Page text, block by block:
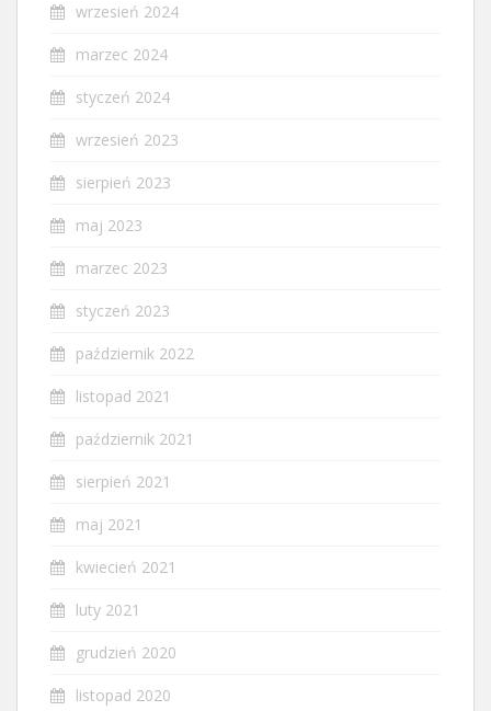
wrzesień 2024
marzec 2024
styczeń 2024
wrzesień 2023
sierpień 2023
maj 2023
marzec 2023
styczeń 2023
październik 2022
listopad 2021
październik 2021
sierpień 2021
maj 2021
kwiecień 2021
luty 2021
grudzień 2020
listopad 2020